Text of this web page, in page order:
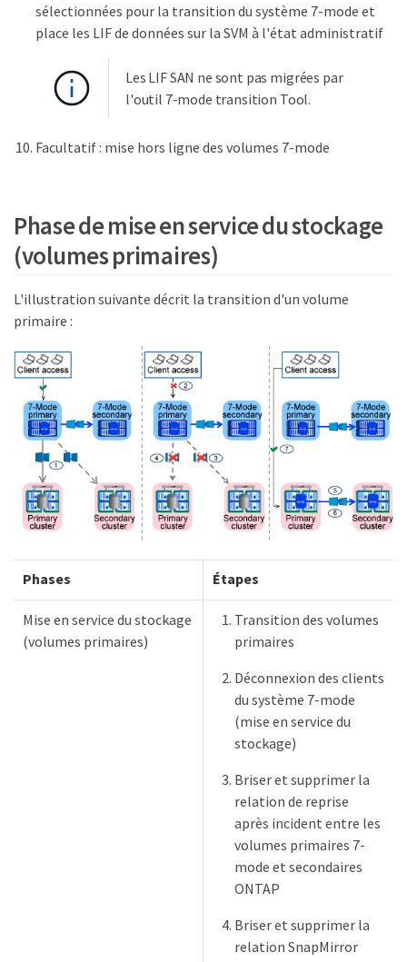
sélectionnées pour la transition du système 7-mode et
place les LIF de données sur la SVM à l'état administratif
Les LIF SAN ne sont pas migrées par
l'outil 7-mode transition Tool.
Facultatif : mise hors ligne des volumes 7-mode
Phase de mise en service du stockage
(volumes primaires)
L'illustration suivante décrit la transition d'un volume
primaire :
Phases Étapes
Mise en service du stockage
(volumes primaires)
Transition des volumes
primaires
Déconnexion des clients
du système 7-mode
(mise en service du
stockage)
Briser et supprimer la
relation de reprise
après incident entre les
volumes primaires 7-
mode et secondaires
ONTAP
Briser et supprimer la
relation SnapMirror